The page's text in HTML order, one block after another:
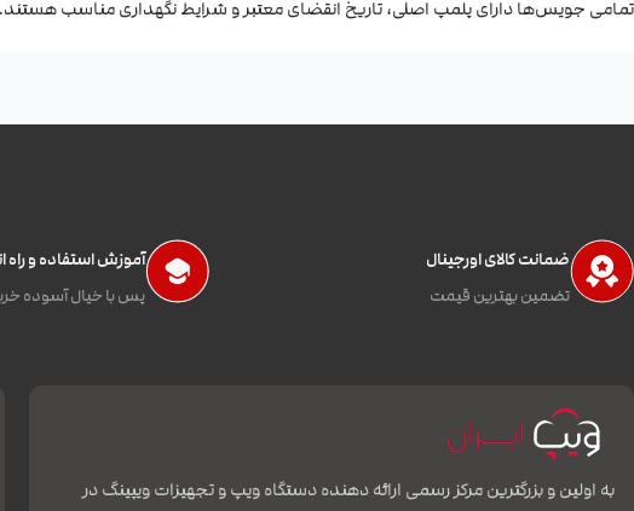
تمامی جویس‌ها دارای پلمپ اصلی، تاریخ انقضای معتبر و شرایط نگهداری مناسب هستند.
ضمانت کالای اورجینال
تضمین بهترین قیمت
آموزش استفاده و راه
پس با خیال آسوده
به اولین و بزرگترین مرکز رسمی ارائه دهنده دستگاه ویپ و تجهیزات ویپینگ در